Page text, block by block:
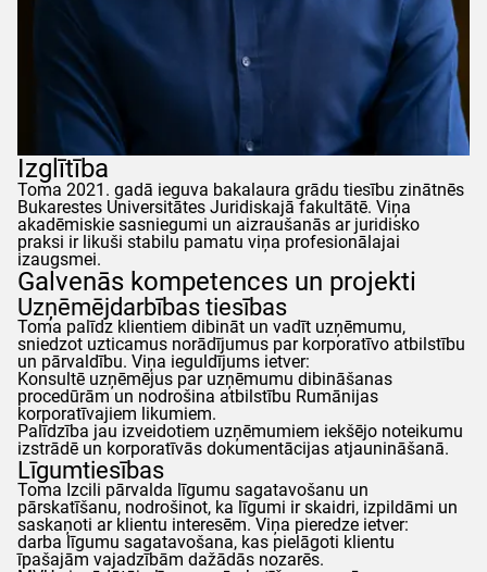
Izglītība
Toma 2021. gadā ieguva bakalaura grādu tiesību zinātnēs
Bukarestes Universitātes Juridiskajā fakultātē. Viņa
akadēmiskie sasniegumi un aizraušanās ar juridisko
praksi ir likuši stabilu pamatu viņa profesionālajai
izaugsmei.
Galvenās kompetences un projekti
Uzņēmējdarbības tiesības
Toma palīdz klientiem dibināt un vadīt uzņēmumu,
sniedzot uzticamus norādījumus par korporatīvo atbilstību
un pārvaldību. Viņa ieguldījums ietver:
Konsultē uzņēmējus par uzņēmumu dibināšanas
procedūrām un nodrošina atbilstību Rumānijas
korporatīvajiem likumiem.
Palīdzība jau izveidotiem uzņēmumiem iekšējo noteikumu
izstrādē un korporatīvās dokumentācijas atjaunināšanā.
Līgumtiesības
Toma Izcili pārvalda līgumu sagatavošanu un
pārskatīšanu, nodrošinot, ka līgumi ir skaidri, izpildāmi un
saskaņoti ar klientu interesēm. Viņa pieredze ietver:
darba līgumu sagatavošana, kas pielāgoti klientu
īpašajām vajadzībām dažādās nozarēs.